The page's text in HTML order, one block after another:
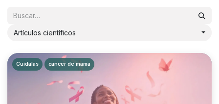
Artículos científicos
Cuídalas cancer de mama